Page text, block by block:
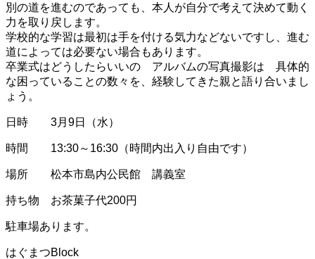
別の道を進むのであっても、本人が自分で考えて決めて動く
力を取り戻します。
学校的な学習は最初は手を付ける気力などないですし、進む
道によっては必要ない場合もあります。
卒業式はどうしたらいいの アルバムの写真撮影は 具体的
な困っていることの数々を、経験してきた親と語り合いまし
ょう。
日時 3月9日（水）
時間 13:30～16:30（時間内出入り自由です）
場所 松本市島内公民館 講義室
持ち物 お茶菓子代200円
駐車場あります。
はぐまつBlock